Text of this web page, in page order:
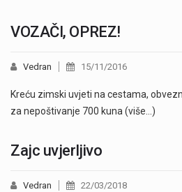
VOZAČI, OPREZ!
Vedran 15/11/2016
Kreću zimski uvjeti na cestama,
za nepoštivanje 700 kuna (više…)
Zajc uvjerljivo
Vedran 22/03/2018